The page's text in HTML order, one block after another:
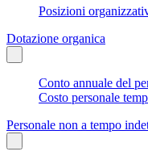
Posizioni
Dotazione organica
Conto annuale del
Costo personale
Personale non a tempo